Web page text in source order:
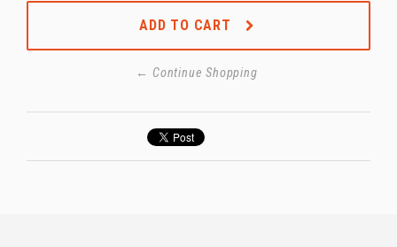
ADD TO CART
← Continue Shopping